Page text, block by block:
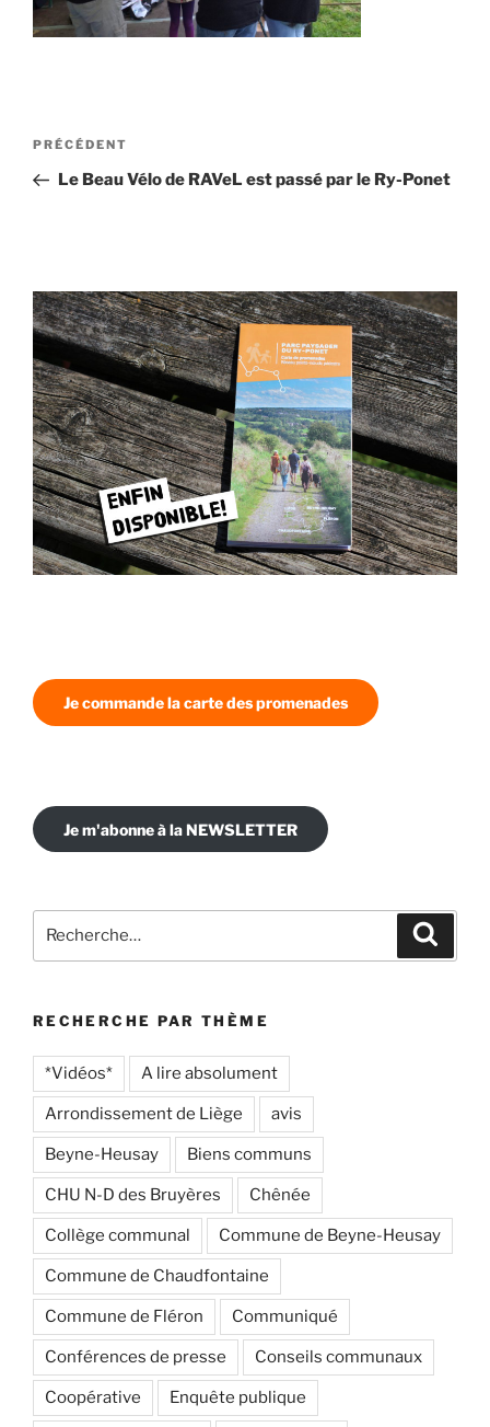
Navigation
l’article
Article
précédent
PRÉCÉDENT
Le Beau Vélo de RAVeL est passé par le Ry-Ponet
Je commande la carte des promenades
Je m'abonne à la NEWSLETTER
pour
RECHERCHE PAR THÈME
*Vidéos* A lire absolument
Arrondissement de Liège avis
Beyne-Heusay Biens communs
CHU N-D des Bruyères Chênée
Collège communal Commune de Beyne-Heusay
Commune de Chaudfontaine
Commune de Fléron Communiqué
Conférences de presse Conseils communaux
Coopérative Enquête publique